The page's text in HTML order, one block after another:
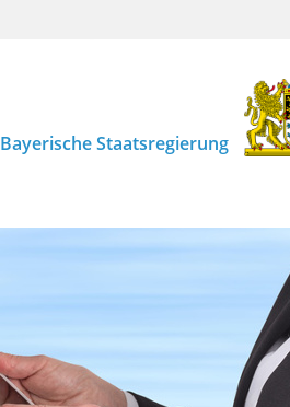
Bayerische Staatsregierung